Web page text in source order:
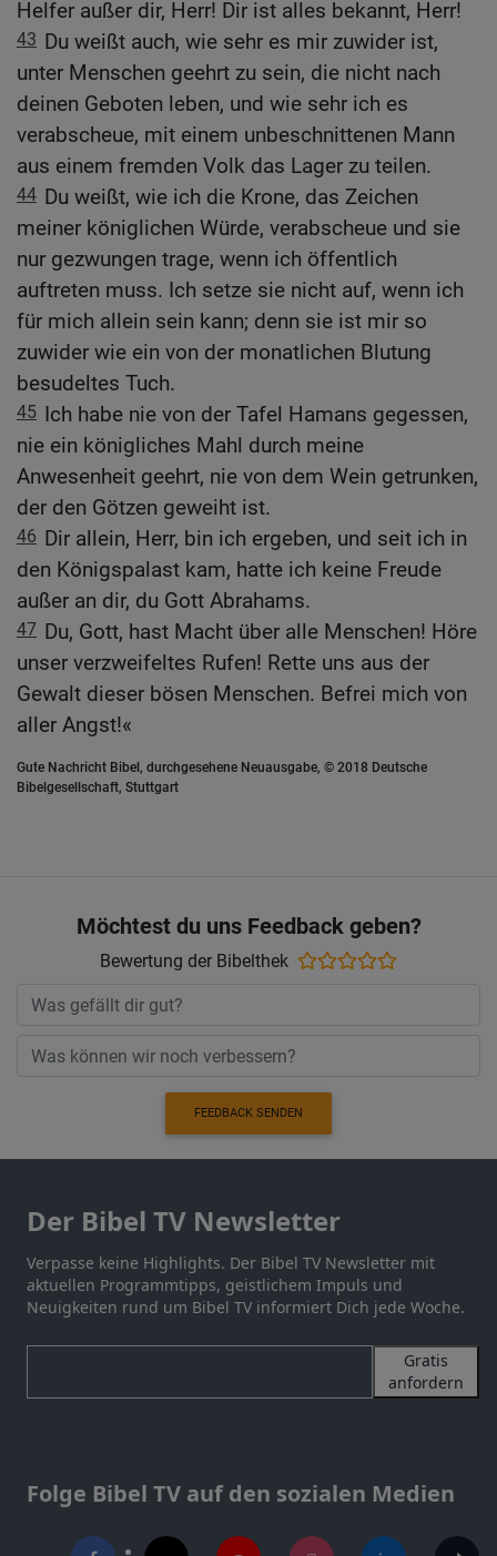
Helfer außer dir, Herr! Dir ist alles bekannt, Herr!
43 Du weißt auch, wie sehr es mir zuwider ist,
unter Menschen geehrt zu sein, die nicht nach
deinen Geboten leben, und wie sehr ich es
verabscheue, mit einem unbeschnittenen Mann
aus einem fremden Volk das Lager zu teilen.
44 Du weißt, wie ich die Krone, das Zeichen
meiner königlichen Würde, verabscheue und sie
nur gezwungen trage, wenn ich öffentlich
auftreten muss. Ich setze sie nicht auf, wenn ich
für mich allein sein kann; denn sie ist mir so
zuwider wie ein von der monatlichen Blutung
besudeltes Tuch.
45 Ich habe nie von der Tafel Hamans gegessen,
nie ein königliches Mahl durch meine
Anwesenheit geehrt, nie von dem Wein getrunken,
der den Götzen geweiht ist.
46 Dir allein, Herr, bin ich ergeben, und seit ich in
den Königspalast kam, hatte ich keine Freude
außer an dir, du Gott Abrahams.
47 Du, Gott, hast Macht über alle Menschen! Höre
unser verzweifeltes Rufen! Rette uns aus der
Gewalt dieser bösen Menschen. Befrei mich von
aller Angst!«
Gute Nachricht Bibel, durchgesehene Neuausgabe, © 2018 Deutsche
Bibelgesellschaft, Stuttgart
Möchtest du uns Feedback geben?
Bewertung der Bibelthek
FEEDBACK SENDEN
Der Bibel TV Newsletter
Verpasse keine Highlights. Der Bibel TV Newsletter mit
aktuellen Programmtipps, geistlichem Impuls und
Neuigkeiten rund um Bibel TV informiert Dich jede Woche.
Gratis
anfordern
Folge Bibel TV auf den sozialen Medien